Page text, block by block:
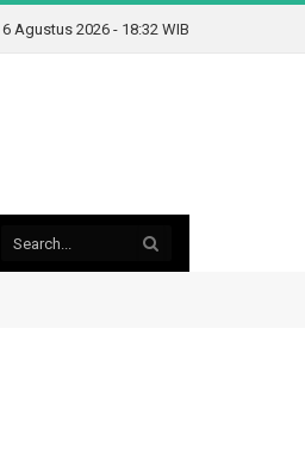
Agustus 2026 - 18:32 WIB